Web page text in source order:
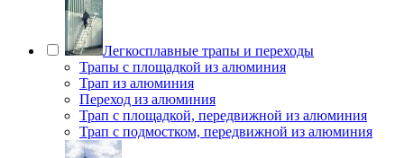
Легкосплавные трапы и переходы
Трапы с площадкой из алюминия
Трап из алюминия
Переход из алюминия
Трап с площадкой, передвижной из алюминия
Трап с подмостком, передвижной из алюминия